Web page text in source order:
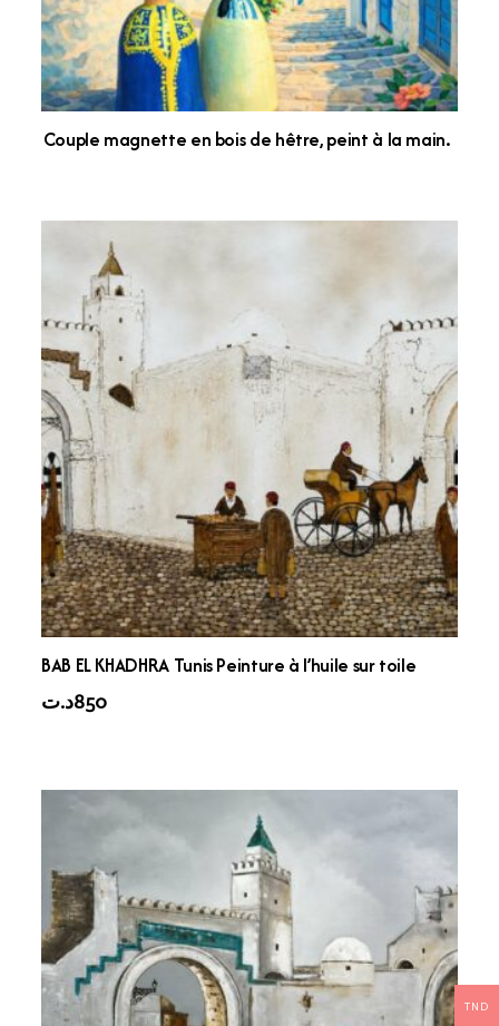
Couple magnette en bois de hêtre, peint à la main.
BAB EL KHADHRA Tunis Peinture à l’huile sur toile
850د.ت
TND